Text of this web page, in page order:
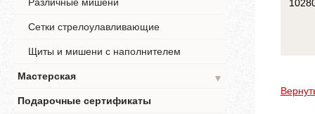
Сетки стрелоулавливающие
Щиты и мишени с наполнителем
Мастерская
▼
Подарочные сертификаты